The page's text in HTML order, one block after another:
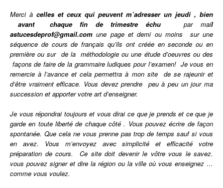
Merci à celles et ceux qui peuvent m’adresser un jeudi , bien
avant chaque fin de trimestre échu
par mail
astucesdeprof@gmail.com une page et demi ou moins sur une
séquence de cours de français qu’ils ont crééeen seconde ou en
première ou sur de la méthodologie ou une étude d’oeuvres ou des
façons de faire de la grammaire ludiques pour l’examen! Je vous en
remercie à l’avance et cela permettra à mon site de se rajeunir et
d’être vraiment efficace. Vous devez prendre peu à peu un jour ma
succession et apporter votre art d’enseigner.
Je vous répondrai toujours et vous dirai ce que je prends et ce que je
garde en toute liberté de chaque côté . Vous pouvez écrire de façon
spontanée. Que cela ne vous prenne pas trop de temps sauf si vous
en avez. Vous m’envoyez avec simplicité et efficacité votre
préparation de cours. Ce site doit devenir le vôtre vous le savez.
vous pouvez signer et dire la région ou la ville où vous enseignez …
comme vous voulez.